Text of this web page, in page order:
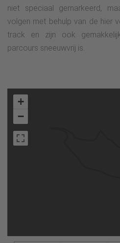
niet speciaal gemarkeerd,
volgen met behulp van de hier
track en zijn ook
parcours sneeuwvrij is.
+
−